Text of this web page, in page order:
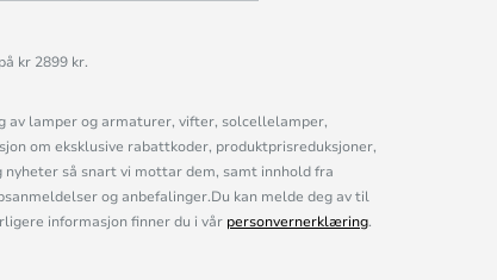
kr 2899 kr.
av lamper og armaturer, vifter, solcellelamper,
om eksklusive rabattkoder, produktprisreduksjoner,
så snart vi mottar dem, samt innhold fra
og anbefalinger.Du kan melde deg av til
informasjon finner du i vår personvernerklæring.